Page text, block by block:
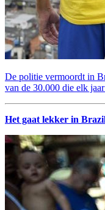
De politie vermoordt in
van de 30.000 die elk
Het gaat lekker in